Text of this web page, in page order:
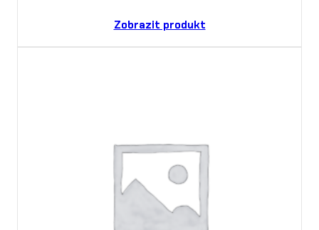
Zobrazit produkt